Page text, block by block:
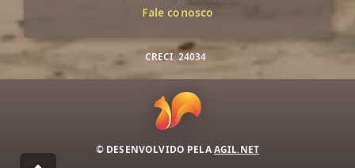
Fale conosco
CRECI 24034
© DESENVOLVIDO PELAAGIL.NET